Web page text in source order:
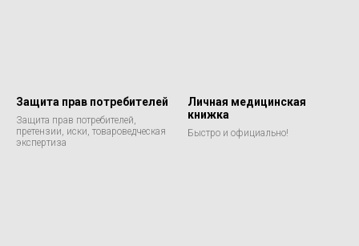
Защита прав потребителей
Защита прав потребителей,
претензии, иски, товароведческая
экспертиза
Личная медицинская
книжка
Быстро и официально!